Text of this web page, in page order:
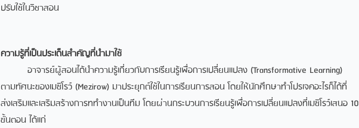
ปรับใชในวิชาสอน
ความรู้ที่เป็นประเด็นสำคัญที่นำมาใช้
อาจารย์ผู้สอนได้นําความรู้เกี่ยวกับการเรียนรู้เพื่อการเปลี่ยนแปลง (Transformative Learning)
ตามทัศนะของเมซิโรว์ (Mezirow) มาประยุกต์ใช้ในการเรียนการสอน โดยให้นักศึกษาทําโปรเจคอะไรก็ได้ที่
ส่งเสริมและเสริมสร้างการททํางานเป็นทีม โดยผ่านกระบวนการเรียนรู้เพื่อการเปลี่ยนแปลงที่เมซิโรว์เสนอ 10
ขั้นตอน ได้แก่